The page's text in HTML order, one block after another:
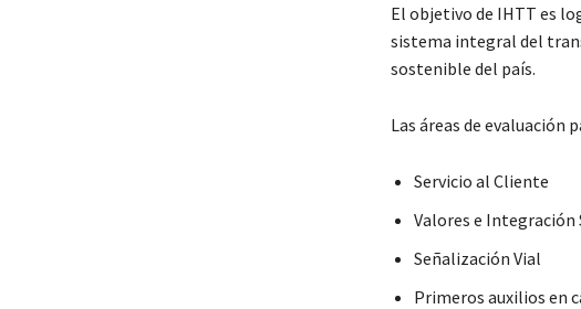
El objetivo de IHTT es
sistema integral del
sostenible del país.
Las áreas de
Servicio al Cliente
Valores e Integración
Señalización Vial
Primeros auxilios en